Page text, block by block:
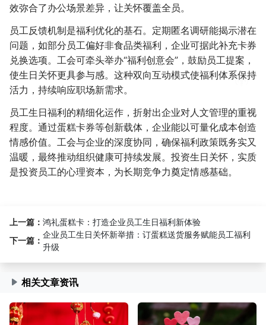
效弥合了办公场景差异，让关怀覆盖全员。
员工反馈机制是福利优化的基石。定期匿名调研能揭示潜在
问题，如部分员工偏好非食品类福利，企业可据此补充卡券
兑换选项。工会可牵头举办“福利创意会”，鼓励员工提案，
使生日关怀更具参与感。这种双向互动模式使福利体系保持
活力，持续响应职场新需求。
员工生日福利的精细化运作，折射出企业对人文管理的重视
程度。通过蛋糕卡券等创新载体，企业能以可量化成本创造
情感价值。工会与企业的深度协同，确保福利政策既务实又
温暖，最终推动组织健康可持续发展。投资生日关怀，实质
是投资员工的心理资本，为长期竞争力奠定情感基础。
上一篇： 鸿礼蛋糕卡：打造企业员工生日福利新体验
下一篇：
企业员工生日关怀新举措：订蛋糕送货服务赋能员工福利
升级
相关文章资讯